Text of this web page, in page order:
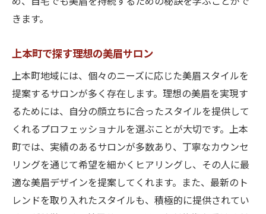
きます。
上本町で探す理想の美眉サロン
上本町地域には、個々のニーズに応じた美眉スタイルを
提案するサロンが多く存在します。理想の美眉を実現す
るためには、自分の顔立ちに合ったスタイルを提供して
くれるプロフェッショナルを選ぶことが大切です。上本
町では、実績のあるサロンが多数あり、丁寧なカウンセ
リングを通じて希望を細かくヒアリングし、その人に最
適な美眉デザインを提案してくれます。また、最新のト
レンドを取り入れたスタイルも、積極的に提供されてい